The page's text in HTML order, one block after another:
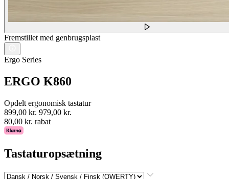
Fremstillet med genbrugsplast
Ergo Series
ERGO K860
Opdelt ergonomisk tastatur
899,00 kr. 979,00 kr.
80,00 kr. rabat
Tastaturopsætning